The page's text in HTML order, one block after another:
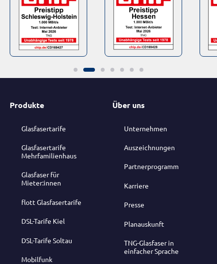
Produkte
Glasfasertarife
Glasfasertarife
Mehrfamilienhaus
Glasfaser für
Mieter:innen
flott Glasfasertarife
DSL-Tarife Kiel
DSL-Tarife Soltau
Mobilfunk
Über uns
Unternehmen
Auszeichnungen
Partnerprogramm
Karriere
Presse
Planauskunft
TNG-Glasfaser in
einfacher Sprache